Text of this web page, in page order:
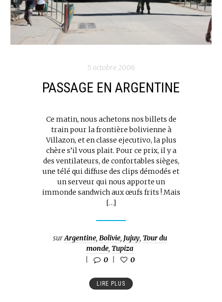
5 octobre 2006
PASSAGE EN ARGENTINE
Ce matin, nous achetons nos billets de
train pour la frontière bolivienne à
Villazon, et en classe ejecutivo, la plus
chère s’il vous plait. Pour ce prix, il y a
des ventilateurs, de confortables sièges,
une télé qui diffuse des clips démodés et
un serveur qui nous apporte un
immonde sandwich aux œufs frits ! Mais
[…]
surArgentine, Bolivie, Jujuy, Tour du
monde, Tupiza
0
0
LIRE PLUS